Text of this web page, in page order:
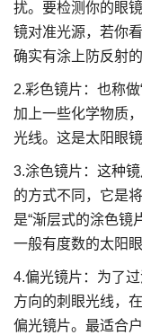
扰。要检测你的眼
镜对准光源，若你
确实有涂上防反射的
2.彩色镜片：也称做
加上一些化学物质
光线。这是太阳眼
3.涂色镜片：这种
的方式不同，它是
是“渐层式的涂色镜
一般有度数的太阳
4.偏光镜片：为了
方向的刺眼光线，
偏光镜片。最适合